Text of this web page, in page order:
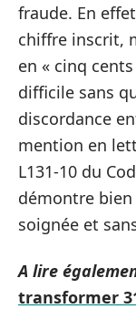
fraude. En
chiffre inscrit,
en « cinq
difficile sans
discordance
mention en
L131-10 du
démontre bien
soignée et
A lire
transformer